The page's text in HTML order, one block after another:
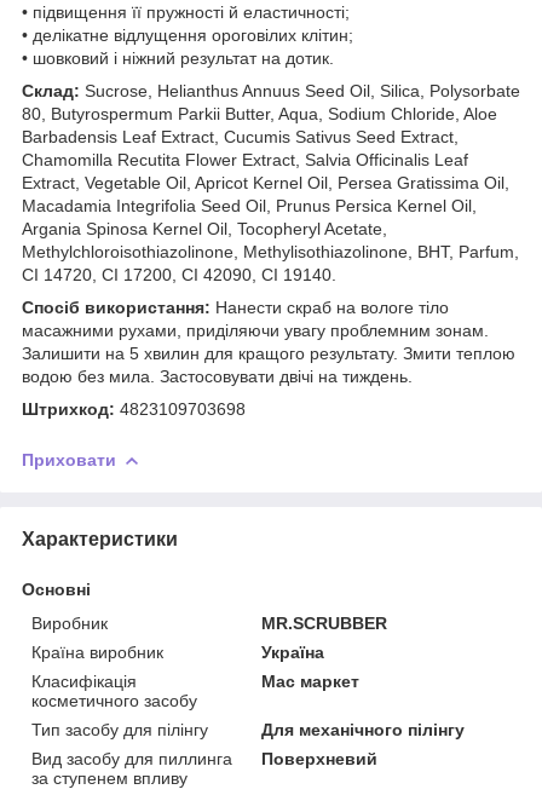
• підвищення її пружності й еластичності;
• делікатне відлущення ороговілих клітин;
• шовковий і ніжний результат на дотик.
Склад: Sucrose, Helianthus Annuus Seed Oil, Silica, Polysorbate
80, Butyrospermum Parkii Butter, Aqua, Sodium Chloride, Aloe
Barbadensis Leaf Extract, Cucumis Sativus Seed Extract,
Chamomilla Recutita Flower Extract, Salvia Officinalis Leaf
Extract, Vegetable Oil, Apricot Kernel Oil, Persea Gratissima Oil,
Macadamia Integrifolia Seed Oil, Prunus Persica Kernel Oil,
Argania Spinosa Kernel Oil, Tocopheryl Acetate,
Methylchloroisothiazolinone, Methylisothiazolinone, BHT, Parfum,
CI 14720, CI 17200, CI 42090, CI 19140.
Спосіб використання: Нанести скраб на вологе тіло
масажними рухами, приділяючи увагу проблемним зонам.
Залишити на 5 хвилин для кращого результату. Змити теплою
водою без мила. Застосовувати двічі на тиждень.
Штрихкод: 4823109703698
Приховати
Характеристики
Основні
Виробник
MR.SCRUBBER
Країна виробник
Україна
Класифікація
косметичного засобу
Мас маркет
Тип засобу для пілінгу
Для механічного пілінгу
Вид засобу для пиллинга
за ступенем впливу
Поверхневий